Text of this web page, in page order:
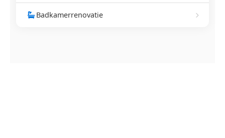
Badkamerrenovatie